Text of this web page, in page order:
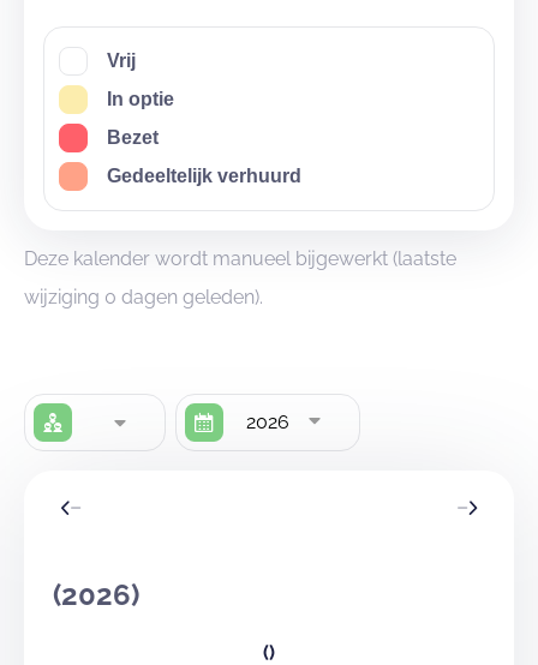
Vrij
In optie
Bezet
Gedeeltelijk verhuurd
Deze kalender wordt manueel bijgewerkt (laatste
wijziging 0 dagen geleden).
2026
(2026)
()